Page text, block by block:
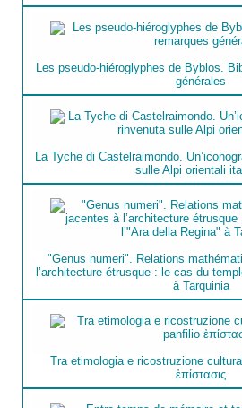
Les pseudo-hiéroglyphes de Byblos.
générales
La Tyche di Castelraimondo.
sulle Alpi orientali
"Genus numeri". Relations
l’architecture étrusque : le cas du
à Tarquinia
Tra etimologia e ricostruzione
ἐπίστασις